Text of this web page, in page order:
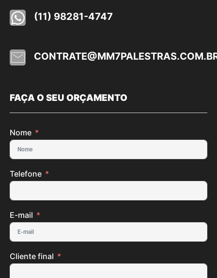
(11) 98281-4747
FAÇA O SEU ORÇAMENTO
Nome
Telefone
E-mail
Cliente final